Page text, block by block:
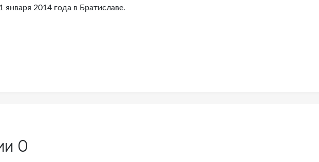
2014 года в Братиславе.
0